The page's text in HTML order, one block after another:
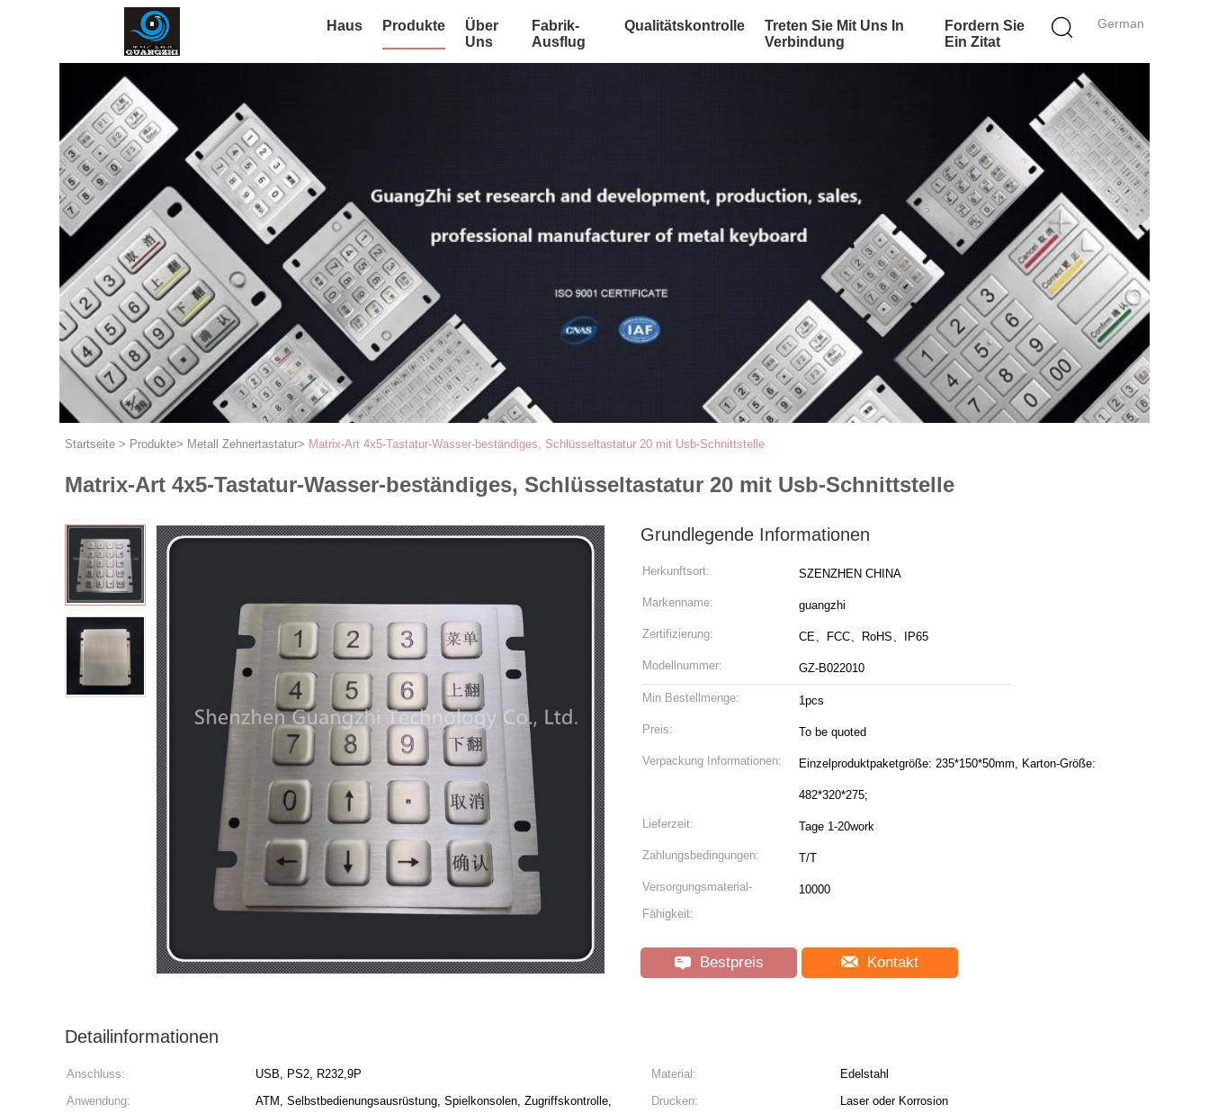
German
Haus Produkte
Über
Uns
Fabrik-
Ausflug
Qualitätskontrolle
Treten Sie Mit Uns In
Verbindung
Fordern Sie
Ein Zitat
Startseite > Produkte> Metall Zehnertastatur> Matrix-Art 4x5-Tastatur-Wasser-beständiges, Schlüsseltastatur 20 mit Usb-Schnittstelle
Matrix-Art 4x5-Tastatur-Wasser-beständiges, Schlüsseltastatur 20 mit Usb-Schnittstelle
Grundlegende Informationen
Herkunftsort: SZENZHEN CHINA
Markenname: guangzhi
Zertifizierung: CE、FCC、RoHS、IP65
Modellnummer: GZ-B022010
Min Bestellmenge: 1pcs
Preis: To be quoted
Verpackung Informationen: Einzelproduktpaketgröße: 235*150*50mm, Karton-Größe:
482*320*275;
Lieferzeit: Tage 1-20work
Zahlungsbedingungen: T/T
Versorgungsmaterial-
Fähigkeit:
10000
Bestpreis Kontakt
Detailinformationen
Anschluss: USB, PS2, R232,9P Material:
Edelstahl
Anwendung:
ATM, Selbstbedienungsausrüstung, Spielkonsolen, Zugriffskontrolle,
Drucken: Laser oder Korrosion